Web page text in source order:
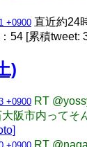
+0900 直近約24
54 [累積tweet:
)
+0900 RT
阪市内ってそ